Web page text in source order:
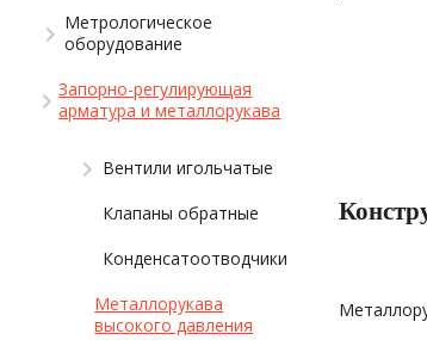
Метрологическое
оборудование
Запорно-регулирующая
арматура и металлорукава
Вентили игольчатые
Клапаны обратные
Конденсатоотводчики
Металлорукава
высокого давления